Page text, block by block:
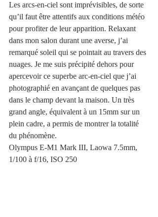
Les arcs-en-ciel sont imprévisibles, de sorte
qu’il faut être attentifs aux conditions météo
pour profiter de leur apparition. Relaxant
dans mon salon durant une averse, j’ai
remarqué soleil qui se pointait au travers des
nuages. Je me suis précipité dehors pour
apercevoir ce superbe arc-en-ciel que j’ai
photographié en avançant de quelques pas
dans le champ devant la maison. Un très
grand angle, équivalent à un 15mm sur un
plein cadre, a permis de montrer la totalité
du phénomène.
Olympus E-M1 Mark III, Laowa 7.5mm,
1/100 à f/16, ISO 250